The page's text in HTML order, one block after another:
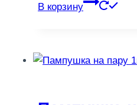
В корзину